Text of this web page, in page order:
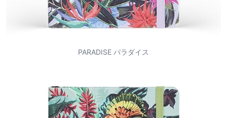
PARADISE パラダイス